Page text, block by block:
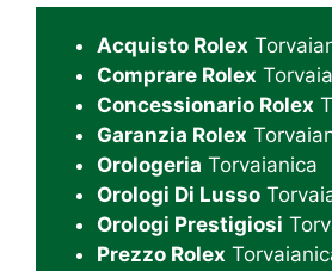
Acquisto Rolex
Comprare Rolex
Concessionario Rolex
Garanzia Rolex
Orologeria Torvaianica
Orologi Di Lusso
Orologi Prestigiosi
Prezzo Rolex